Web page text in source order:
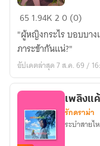
แก้ไข
วัน
สิ้น
โลก…
แต่
ดัน
สุ่ม
ได้
อาชีพ
ลับ
ภาระ
ตัว
น้อย
ของ
จอมทัพ
[มี
E-
book]
65 1.94K20 (0)
"ผู้หญิงกระไร บอบบาง
ภาระข้ากันแน่?"
อัปเดตล่าสุด 7 ส.ค. 69 /
เพลิงแ
รักดราม่า
ระบำสายไ